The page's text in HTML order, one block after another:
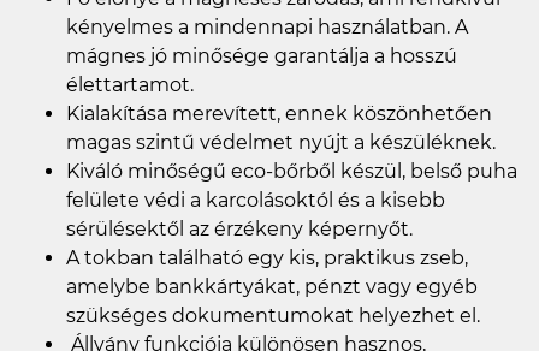
kényelmes a mindennapi használatban. A
mágnes jó minősége garantálja a hosszú
élettartamot.
Kialakítása merevített, ennek köszönhetően
magas szintű védelmet nyújt a készüléknek.
Kiváló minőségű eco-bőrből készül, belső puha
felülete védi a karcolásoktól és a kisebb
sérülésektől az érzékeny képernyőt.
A tokban található egy kis, praktikus zseb,
amelybe bankkártyákat, pénzt vagy egyéb
szükséges dokumentumokat helyezhet el.
Állvány funkciója különösen hasznos,